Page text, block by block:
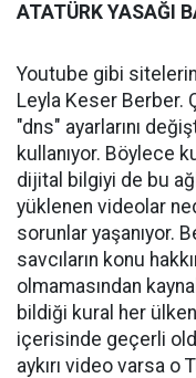
ATATÜRK YASAĞI
Youtube gibi sitelerin
Leyla Keser Berber.
"dns" ayarlarını
kullanıyor. Böylece
dijital bilgiyi de bu
yüklenen videolar
sorunlar yaşanıyor.
savcıların konu
olmamasından
bildiği kural her
içerisinde geçerli
aykırı video varsa o